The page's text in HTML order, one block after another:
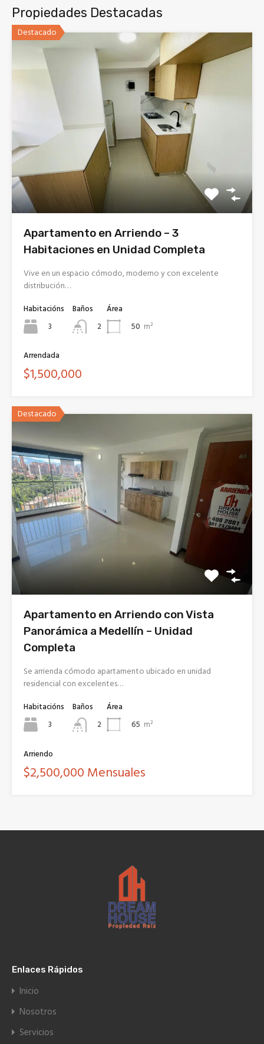
Propiedades Destacadas
Destacado
Apartamento en Arriendo – 3
Habitaciones en Unidad Completa
Vive en un espacio cómodo, moderno y con excelente
distribución…
Habitacións
3
Baños
2
Área
50 m²
Arrendada
$1,500,000
Destacado
Apartamento en Arriendo con Vista
Panorámica a Medellín – Unidad
Completa
Se arrienda cómodo apartamento ubicado en unidad
residencial con excelentes…
Habitacións
3
Baños
2
Área
65 m²
Arriendo
$2,500,000 Mensuales
Enlaces Rápidos
Inicio
Nosotros
Servicios